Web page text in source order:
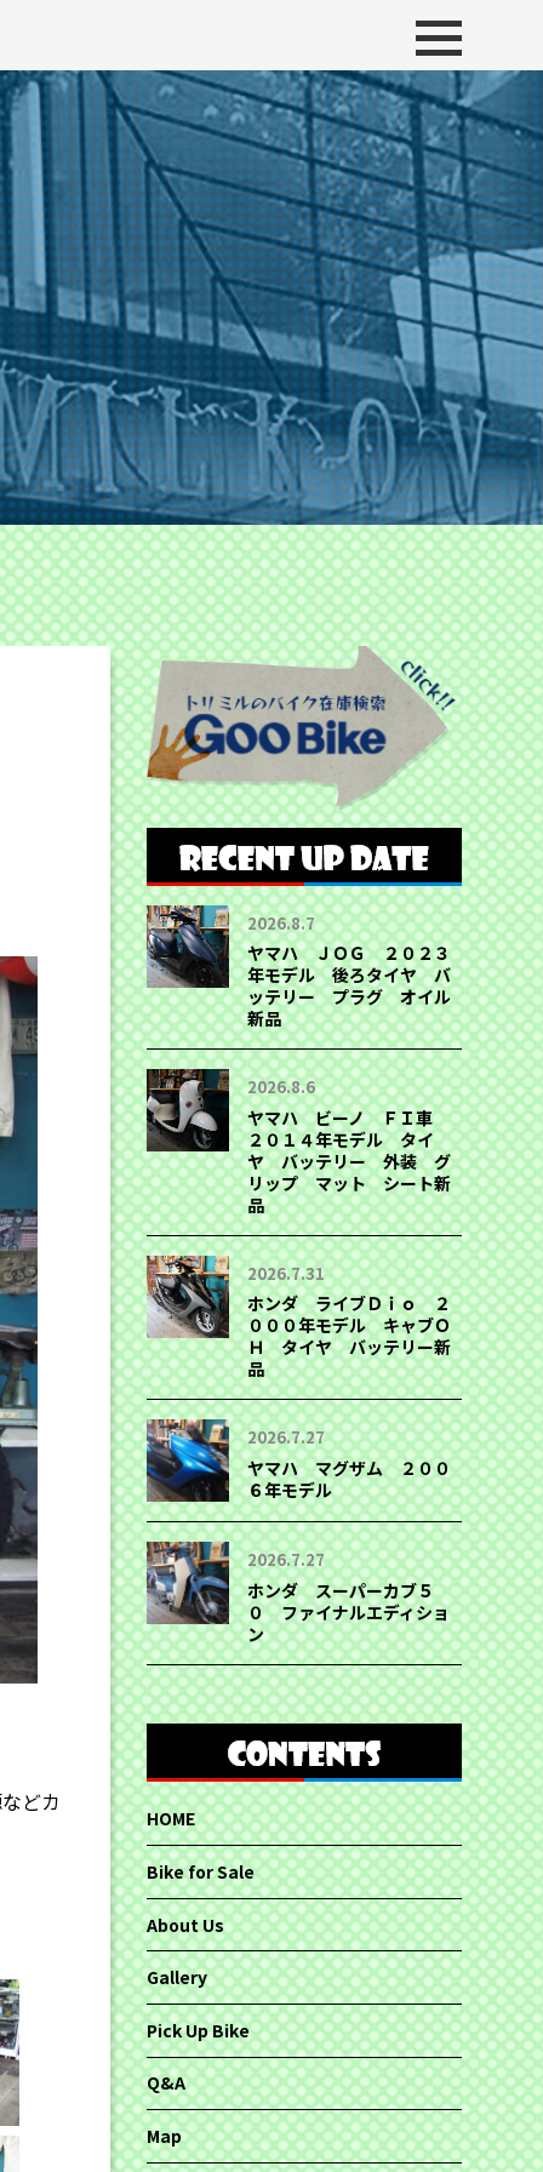
どカ
2026.8.7
ヤマハ ＪＯＧ ２０２３
年モデル 後ろタイヤ バ
ッテリー プラグ オイル
新品
2026.8.6
ヤマハ ビーノ ＦＩ車
２０１４年モデル タイ
ヤ バッテリー 外装 グ
リップ マット シート新
品
2026.7.31
ホンダ ライブＤｉｏ ２
０００年モデル キャブＯ
Ｈ タイヤ バッテリー新
品
2026.7.27
ヤマハ マグザム ２００
６年モデル
2026.7.27
ホンダ スーパーカブ５
０ ファイナルエディショ
ン
HOME
Bike for Sale
About Us
Gallery
Pick Up Bike
Q&A
Map